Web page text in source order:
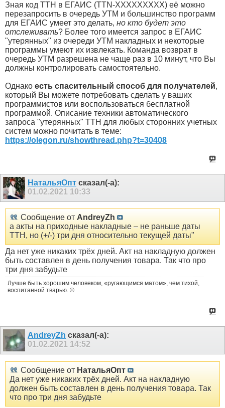
Зная код ТТН в ЕГАИС (TTN-XXXXXXXXX) её можно
перезапросить в очередь УТМ и большинство программ
для ЕГАИС умеет это делать, но кто будет это
отслеживать? Более того имеется запрос в ЕГАИС
"утерянных" из очереди УТМ накладных и некоторые
программы умеют их извлекать. Команда возврат в
очередь УТМ разрешена не чаще раз в 10 минут, что Вы
должны контролировать самостоятельно.
Однако есть спасительный способ для получателей,
который Вы можете потребовать сделать у ваших
программистов или воспользоваться бесплатной
программой. Описание техники автоматического
запроса "утерянных" ТТН для любых сторонних учетных
систем можно почитать в теме:
https://olegon.ru/showthread.php?t=30408
НатальяОпт сказал(-а):
01.02.2021 10:33
Сообщение от AndreyZh
а акты на приходные накладные – не раньше даты
ТТН, но (+/-) три дня относительно текущей даты"
Да нет уже никаких трёх дней. Акт на накладную должен
быть составлен в день получения товара. Так что про
три дня забудьте
Лучше быть хорошим человеком, «ругающимся матом», чем тихой,
воспитанной тварью. ©
AndreyZh сказал(-а):
01.02.2021 14:52
Сообщение от НатальяОпт
Да нет уже никаких трёх дней. Акт на накладную
должен быть составлен в день получения товара. Так
что про три дня забудьте